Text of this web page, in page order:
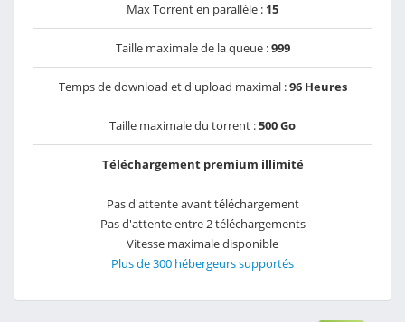
Max Torrent en parallèle : 15
Taille maximale de la queue :999
Temps de download et d'upload maximal :96 Heures
Taille maximale du torrent :500 Go
Téléchargement premium illimité
Pas d'attente avant téléchargement
Pas d'attente entre 2 téléchargements
Vitesse maximale disponible
Plus de 300 hébergeurs supportés